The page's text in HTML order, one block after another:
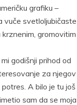
grafiku –
vuče svetloljubičaste
gromovitim
godišnji prihod od
za njegov
A bilo je tu još
sam da se moja